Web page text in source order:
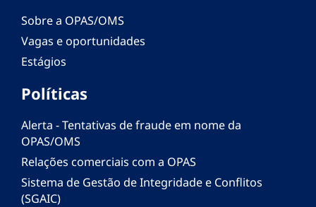
Sobre a OPAS/OMS
Vagas e oportunidades
Estágios
Políticas
Alerta - Tentativas de fraude em nome da
OPAS/OMS
Relações comerciais com a OPAS
Sistema de Gestão de Integridade e Conflitos
(SGAIC)